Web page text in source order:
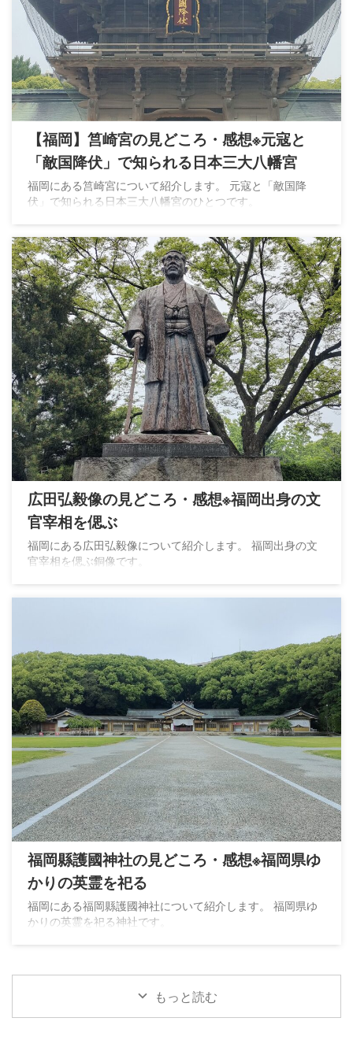
【福岡】筥崎宮の見どころ・感想※元寇と
「敵国降伏」で知られる日本三大八幡宮
福岡にある筥崎宮について紹介します。 元寇と「敵国降
伏」で知られる日本三大八幡宮のひとつです。
広田弘毅像の見どころ・感想※福岡出身の文
官宰相を偲ぶ
福岡にある広田弘毅像について紹介します。 福岡出身の文
官宰相を偲ぶ銅像です。
福岡縣護國神社の見どころ・感想※福岡県ゆ
かりの英霊を祀る
福岡にある福岡縣護國神社について紹介します。 福岡県ゆ
かりの英霊を祀る神社です。
もっと読む